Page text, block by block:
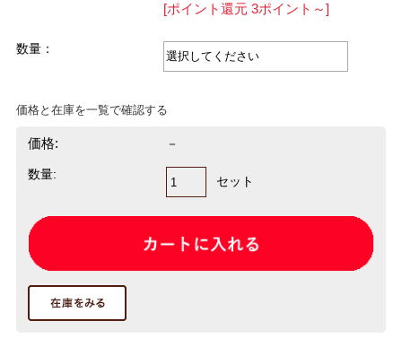
[ポイント還元 3ポイント～]
数量：
価格と在庫を一覧で確認する
価格: －
数量: セット